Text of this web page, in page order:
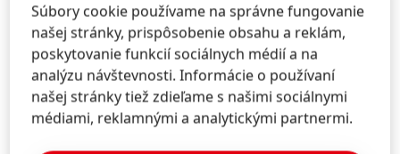
riešení náročných požiadaviek na výrobu
zdravotníckeho vybavenia, aby bezpečné a účinné
zdravotnícke pomôcky skutočne prispievali
k zlepšeniu života pacientov.
Viac informácií o riešeniach značky Loctite pre
Súbory cookie používame na správne fungovanie
našej stránky, prispôsobenie obsahu a reklám,
poskytovanie funkcií sociálnych médií a na
analýzu návštevnosti. Informácie o používaní
našej stránky tiež zdieľame s našimi sociálnymi
médiami, reklamnými a analytickými partnermi.